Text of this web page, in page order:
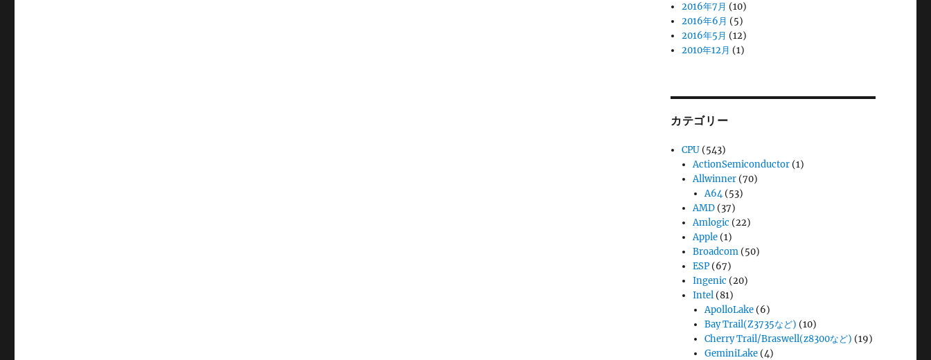
2016年7月 (10)
2016年6月 (5)
2016年5月 (12)
2010年12月 (1)
カテゴリー
CPU (543)
ActionSemiconductor (1)
Allwinner (70)
A64(53)
AMD (37)
Amlogic (22)
Apple (1)
Broadcom (50)
ESP (67)
Ingenic (20)
Intel (81)
ApolloLake(6)
Bay Trail(Z3735など) (10)
Cherry Trail/Braswell(z8300など) (19)
GeminiLake(4)